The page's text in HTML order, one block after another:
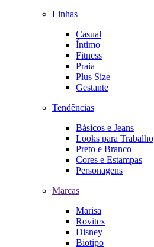
Linhas
Casual
Íntimo
Fitness
Praia
Plus Size
Gestante
Tendências
Básicos e Jeans
Looks para Trabalho
Preto e Branco
Cores e Estampas
Personagens
Marcas
Marisa
Rovitex
Disney
Biotipo